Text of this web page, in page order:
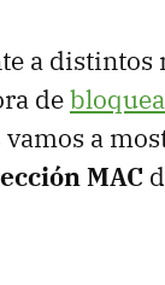
a distintos
de
vamos a
MAC